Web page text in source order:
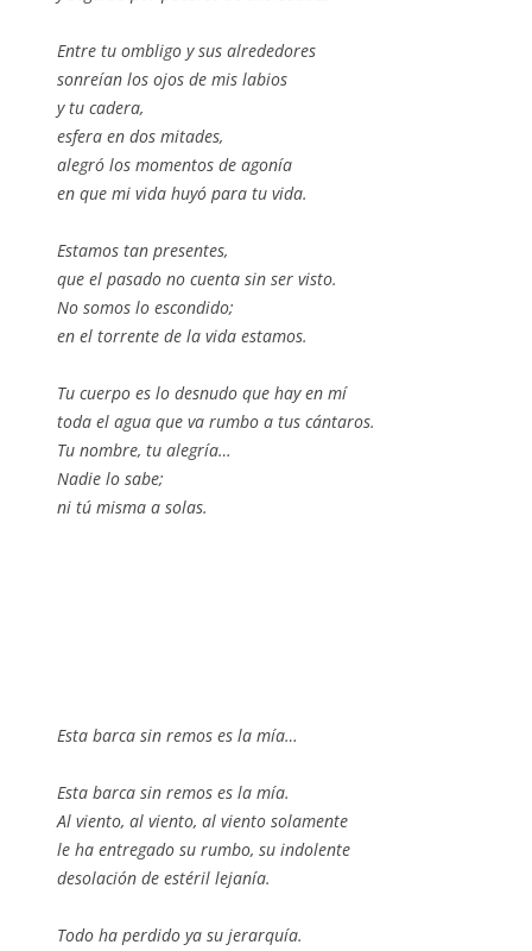
Entre tu ombligo y sus alrededores
sonreían los ojos de mis labios
y tu cadera,
esfera en dos mitades,
alegró los momentos de agonía
en que mi vida huyó para tu vida.
Estamos tan presentes,
que el pasado no cuenta sin ser visto.
No somos lo escondido;
en el torrente de la vida estamos.
Tu cuerpo es lo desnudo que hay en mí
toda el agua que va rumbo a tus cántaros.
Tu nombre, tu alegría…
Nadie lo sabe;
ni tú misma a solas.
Esta barca sin remos es la mía…
Esta barca sin remos es la mía.
Al viento, al viento, al viento solamente
le ha entregado su rumbo, su indolente
desolación de estéril lejanía.
Todo ha perdido ya su jerarquía.